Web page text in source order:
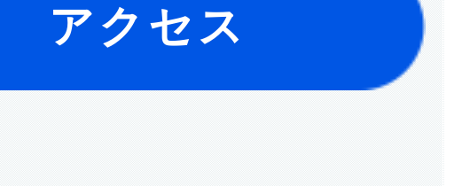
アクセス